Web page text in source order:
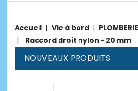
Accueil Vie à bord PLOMBERIE
Raccord droit nylon - 20 mm
NOUVEAUX PRODUITS